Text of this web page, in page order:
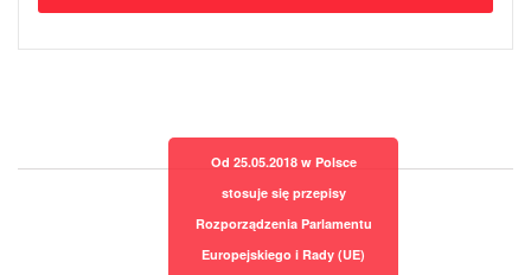
Od 25.05.2018 w Polsce
stosuje się przepisy
Rozporządzenia Parlamentu
Europejskiego i Rady (UE)